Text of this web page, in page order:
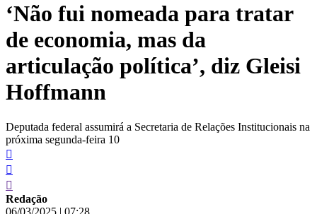
conteúdo
‘Não fui nomeada para tratar
de economia, mas da
articulação política’, diz Gleisi
Hoffmann
Deputada federal assumirá a Secretaria de Relações Institucionais na
próxima segunda-feira 10
Redação
06/03/2025 | 07:28